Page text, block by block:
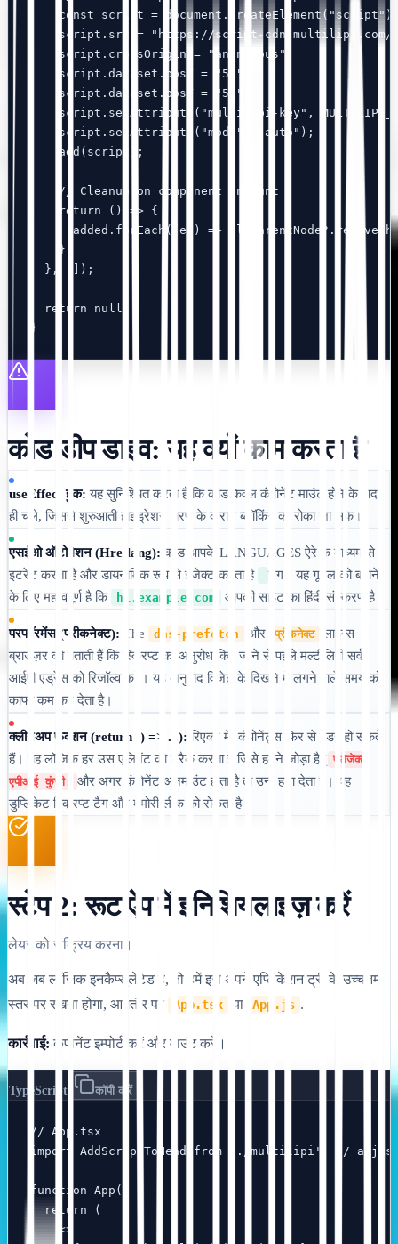
const script =
script.src = "https://script-
    script.crossOrigin = "anonymous";
    script.dataset.posX = "50";
    script.dataset.posY = "50";
script.setAttribute("multilipi-key",
    script.setAttribute("mode", "auto");
    add(script);
    // Cleanup on component unmount
    return () => {
added.forEach((el) =>
    };
  }, []);
  return null;
}
कोड डीप डाइव: यह क्यों काम करता है
useEffect हुक: यह सुनिश्चित करता है कि कोड केवल कंपोनेंट माउंट होने के बाद
ही चले, जिससे शुरुआती हाइड्रेशन चरण के दौरान ब्लॉकिंग को रोका जा सके।
एसईओ ऑटोमेशन (Hreflang): कोड आपके LANGUAGES ऐरे के माध्यम से
इटरेट करता है और डायनामिक रूप से इंजेक्ट करता है
टैग। यह गूगल को बताने
के लिए महत्वपूर्ण है कि
hi.example.com आपकी साइट का हिंदी संस्करण है।
परफॉरमेंस (प्रीकनेक्ट): The dns-prefetch और प्रीकनेक्ट
लाइन्स
ब्राउज़र को बताती हैं कि स्क्रिप्ट का अनुरोध किए जाने से पहले मल्टीलिपी सर्वर
आईपी एड्रेस को रिजॉल्व करें। यह अनुवाद विजेट के दिखने में लगने वाले समय को
काफी कम कर देता है।
क्लीनअप फंक्शन (return () => ...): रिएक्ट में, कंपोनेंट्स फिर से रेंडर हो सकते
हैं। यह लॉजिक हर उस एलिमेंट को ट्रैक करता है जिसे हमने जोड़ा है ( प्रोजेक्ट
एपीआई कुंजी:
और अगर कंपोनेंट अनमाउंट होता है तो उन्हें हटा देता है। यह
डुप्लिकेट स्क्रिप्ट टैग और मेमोरी लीक को रोकता है।
स्टेप 2: रूट ऐप में इनिशियलाइज़ करें
लेयर को सक्रिय करना।
अब जब लॉजिक इनकैप्सुलेटेड है, तो हमें इसे अपने एप्लिकेशन ट्री के उच्चतम
स्तर पर रखना होगा, आमतौर पर
App.tsx या App.js .
कार्रवाई: कंपोनेंट इम्पोर्ट करें और माउंट करें।
TypeScript कॉपी करें
// App.tsx
import AddScriptToHead from './multilipi'; // adjust
function App() {
  return (
    <>